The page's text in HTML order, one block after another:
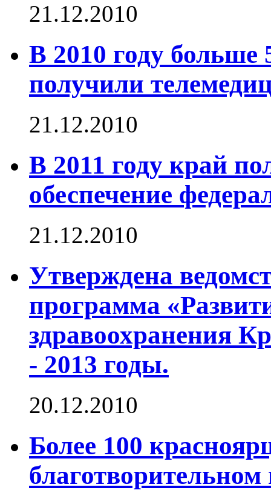
21.12.2010
В 2010 году
получили
21.12.2010
В 2011 году край
обеспечение
21.12.2010
Утверждена
программа
здравоохранения
- 2013 годы.
20.12.2010
Более 100